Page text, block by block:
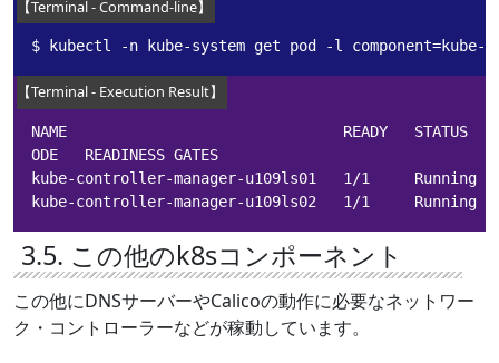
$ kubectl -n kube-system get pod -l component=kube-
NAME                               READY   STATUS
ODE   READINESS GATES
kube-controller-manager-u109ls01   1/1
kube-controller-manager-u109ls02   1/1
3.5. この他のk8sコンポーネント
この他にDNSサーバーやCalicoの動作に必要なネットワー
ク・コントローラーなどが稼動しています。